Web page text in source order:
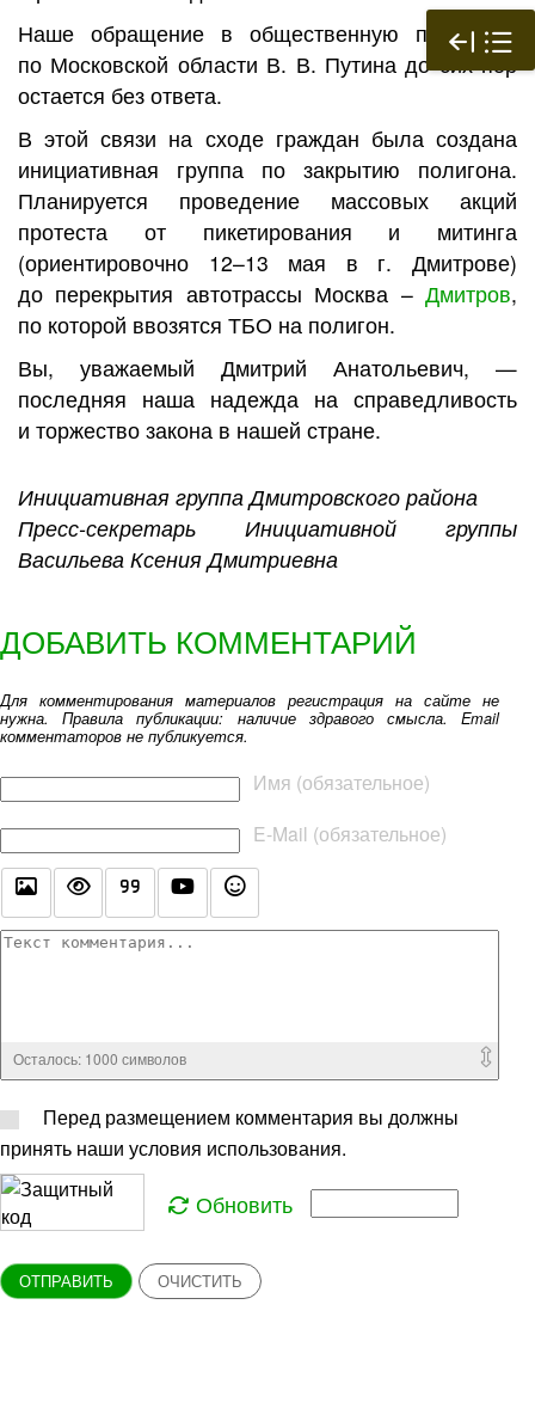
Наше обращение в общественную приемную
по Московской области В. В. Путина до сих пор
остается без ответа.
В этой связи на сходе граждан была создана
инициативная группа по закрытию полигона.
Планируется проведение массовых акций
протеста от пикетирования и митинга
(ориентировочно 12–13 мая в г. Дмитрове)
до перекрытия автотрассы Москва – Дмитров,
по которой ввозятся ТБО на полигон.
Вы, уважаемый Дмитрий Анатольевич, —
последняя наша надежда на справедливость
и торжество закона в нашей стране.
Инициативная группа Дмитровского района
Пресс-секретарь Инициативной группы
Васильева Ксения Дмитриевна
ДОБАВИТЬ КОММЕНТАРИЙ
Для комментирования материалов регистрация на сайте не
нужна. Правила публикации: наличие здравого смысла. Email
комментаторов не публикуется.
Имя (обязательное)
E-Mail (обязательное)
Текст комментария
Осталось: 1000 символов
Перед размещением комментария вы должны
принять наши условия использования.
Обновить
ОТПРАВИТЬ ОЧИСТИТЬ